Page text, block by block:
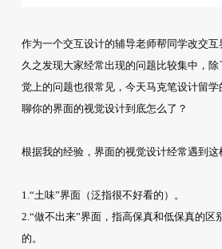
作为一个交互设计的辅导老师帮同学改交
久之发现大家经常出现的问题比较集中，
觉上的问题也很常见，今天马克笔设计留
聊你的界面的视觉设计到底怎么了？
根据我的经验，界面的视觉设计经常遇到这
1.“土味”界面（泛指很不好看的）。
2.“做不出来”界面，指高保真和低保真的区
的。